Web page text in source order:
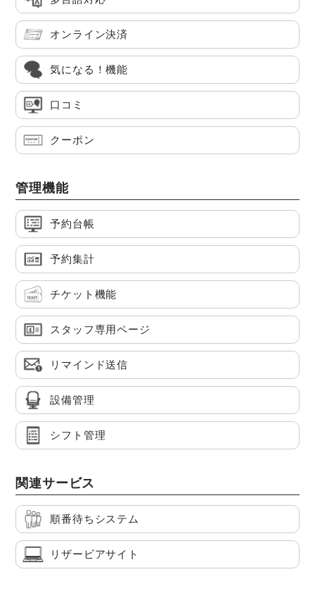
オンライン決済
気になる！機能
口コミ
クーポン
管理機能
予約台帳
予約集計
チケット機能
スタッフ専用ページ
リマインド送信
設備管理
シフト管理
関連サービス
順番待ちシステム
リザービアサイト